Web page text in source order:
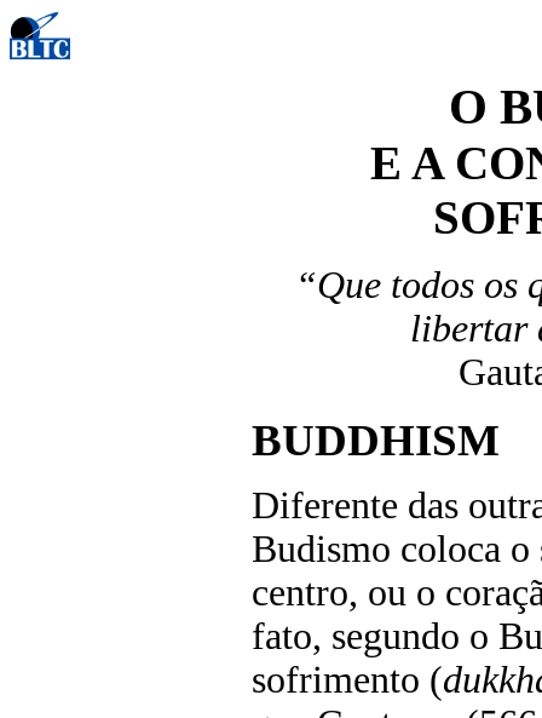
O
E A
“Que todos os
libertar
BUDDHISM
Diferente das
Budismo coloca
centro, ou o
fato, segundo o
sofrimento (